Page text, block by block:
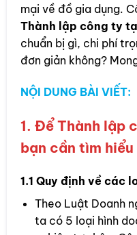
mại về đồ gia dụng.
Thành lập công ty
chuẩn bị gì, chi phí
đơn giản không?
NỘI DUNG BÀI VIẾT:
1. Để Thành lập
bạn cần tìm hiểu
1.1 Quy định về các
Theo Luật Doanh
ta có 5 loại hình